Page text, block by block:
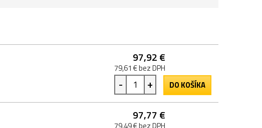
97,92 €
79,61 € bez DPH
- + DO KOŠÍKA
97,77 €
79,49 € bez DPH